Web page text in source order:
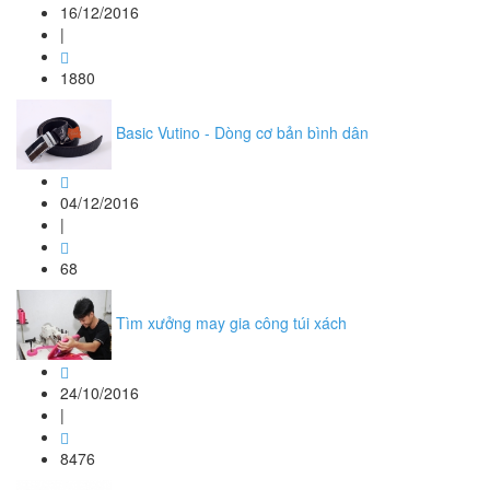
16/12/2016
|
1880
Basic Vutino - Dòng cơ bản bình dân
04/12/2016
|
68
Tìm xưởng may gia công túi xách
24/10/2016
|
8476